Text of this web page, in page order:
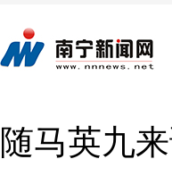
随马英九